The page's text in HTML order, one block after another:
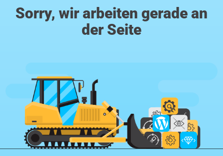
Sorry, wir arbeiten gerade an
der Seite